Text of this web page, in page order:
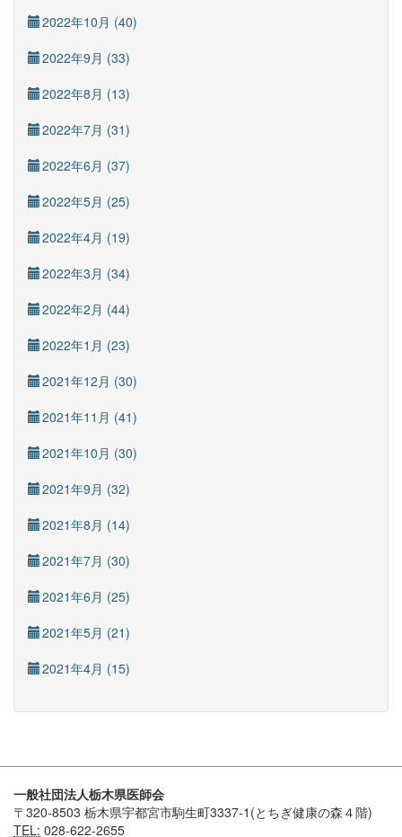
2022年10月 (40)
2022年9月 (33)
2022年8月 (13)
2022年7月 (31)
2022年6月 (37)
2022年5月 (25)
2022年4月 (19)
2022年3月 (34)
2022年2月 (44)
2022年1月 (23)
2021年12月 (30)
2021年11月 (41)
2021年10月 (30)
2021年9月 (32)
2021年8月 (14)
2021年7月 (30)
2021年6月 (25)
2021年5月 (21)
2021年4月 (15)
一般社団法人栃木県医師会
〒320-8503 栃木県宇都宮市駒生町3337-1(とちぎ健康の森４階)
TEL: 028-622-2655